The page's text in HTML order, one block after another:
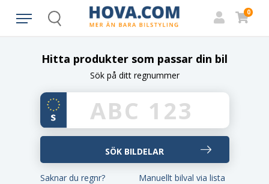
Search
0
Hitta produkter som passar din bil
Sök på ditt regnummer
Saknar du regnr? Manuellt bilval via lista